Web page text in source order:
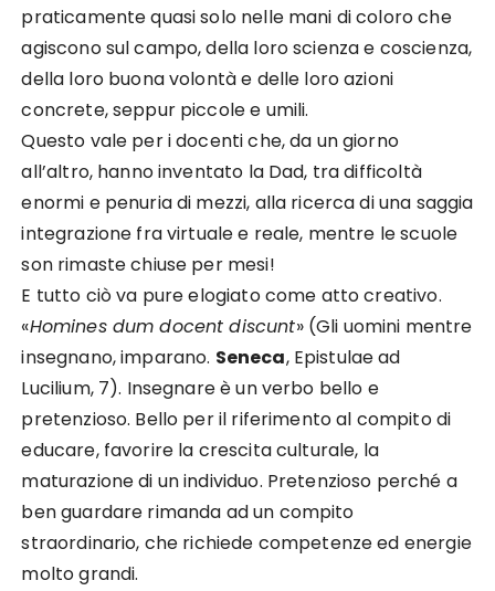
praticamente quasi solo nelle mani di coloro che
agiscono sul campo, della loro scienza e coscienza,
della loro buona volontà e delle loro azioni
concrete, seppur piccole e umili.
Questo vale per i docenti che, da un giorno
all’altro, hanno inventato la Dad, tra difficoltà
enormi e penuria di mezzi, alla ricerca di una saggia
integrazione fra virtuale e reale, mentre le scuole
son rimaste chiuse per mesi!
E tutto ciò va pure elogiato come atto creativo.
«Homines dum docent discunt» (Gli uomini mentre
insegnano, imparano. Seneca, Epistulae ad
Lucilium, 7). Insegnare è un verbo bello e
pretenzioso. Bello per il riferimento al compito di
educare, favorire la crescita culturale, la
maturazione di un individuo. Pretenzioso perché a
ben guardare rimanda ad un compito
straordinario, che richiede competenze ed energie
molto grandi.